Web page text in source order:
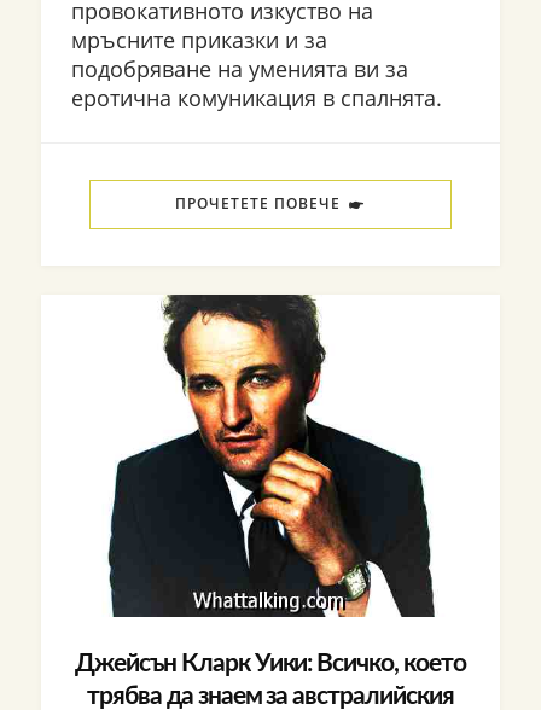
провокативното изкуство на
мръсните приказки и за
подобряване на уменията ви за
еротична комуникация в спалнята.
ПРОЧЕТЕТЕ ПОВЕЧЕ
Джейсън Кларк Уики: Всичко, което
трябва да знаем за австралийския